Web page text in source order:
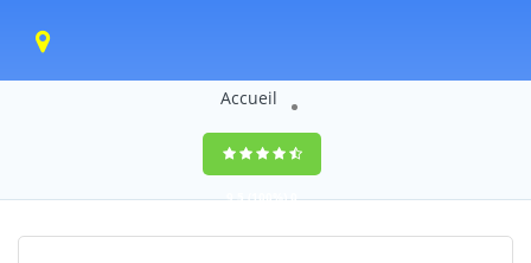
Accueil
9,5(100%)0
votes